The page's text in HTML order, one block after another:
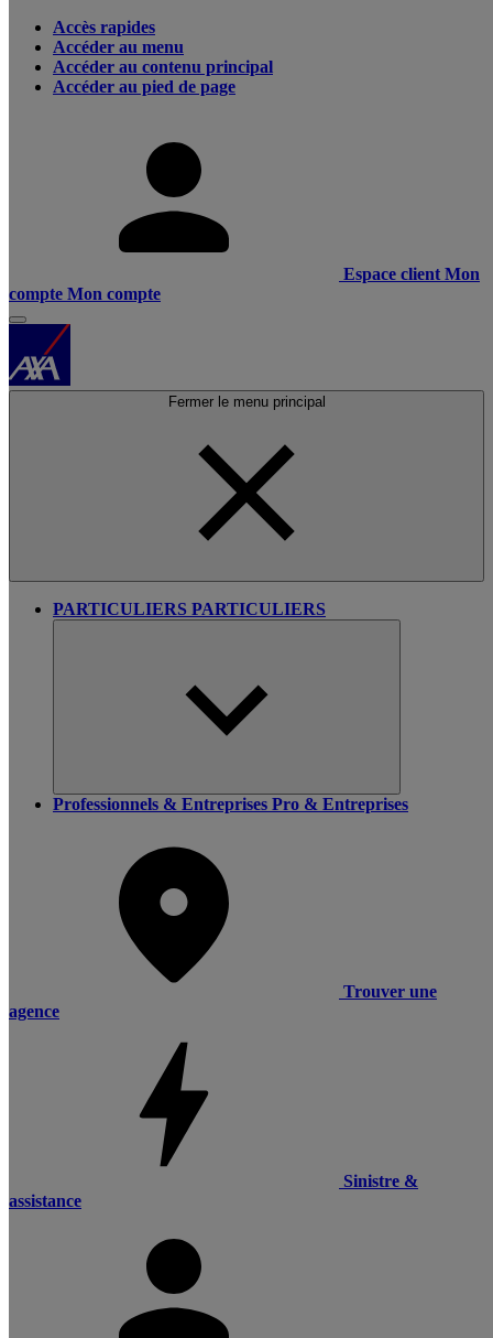
Accès rapides
Accéder au menu
Accéder au contenu principal
Accéder au pied de page
Espace client Mon
compte Mon compte
Fermer le menu principal
PARTICULIERS PARTICULIERS
Professionnels & Entreprises Pro & Entreprises
Trouver une
agence
Sinistre &
assistance